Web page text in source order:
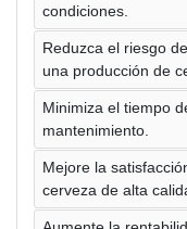
condiciones.
Reduzca el riesgo
una producción de
Minimiza el tiempo
mantenimiento.
Mejore la
cerveza de alta